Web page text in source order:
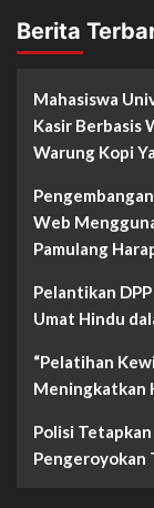
Berita
Mahasiswa
Kasir Berbasis
Warung Kopi
Web
Pamulang
Pelantikan
Umat Hindu
“Pelatihan
Meningkatkan
Polisi Tetapkan
Pengeroyokan